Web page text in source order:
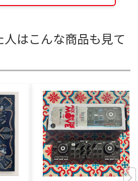
人はこんな商品も見て